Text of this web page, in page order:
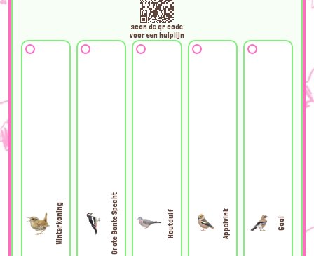
scan de qr code
voor een hulplijn
Winterkoning Grote Bonte Specht Houtduif Appelvink Gaai